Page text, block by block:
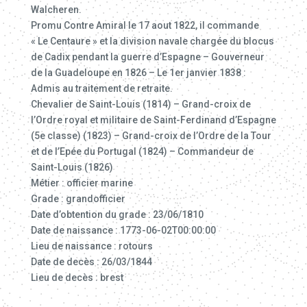
Walcheren.
Promu Contre Amiral le 17 aout 1822, il commande
« Le Centaure » et la division navale chargée du blocus
de Cadix pendant la guerre d’Espagne – Gouverneur
de la Guadeloupe en 1826 – Le 1er janvier 1838 :
Admis au traitement de retraite.
Chevalier de Saint-Louis (1814) – Grand-croix de
l’Ordre royal et militaire de Saint-Ferdinand d’Espagne
(5e classe) (1823) – Grand-croix de l’Ordre de la Tour
et de l’Epée du Portugal (1824) – Commandeur de
Saint-Louis (1826)
Métier : officier marine
Grade : grandofficier
Date d’obtention du grade : 23/06/1810
Date de naissance : 1773-06-02T00:00:00
Lieu de naissance : rotours
Date de decès : 26/03/1844
Lieu de decès : brest